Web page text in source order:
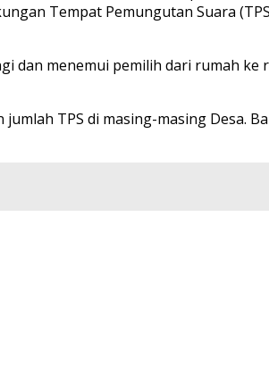
Tempat Pemungutan Suara
dan menemui pemilih dari rumah ke
TPS di masing-masing Desa.